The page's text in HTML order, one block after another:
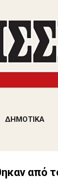
ΔΗΜΟΤΙΚΑ
από